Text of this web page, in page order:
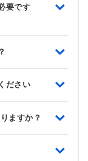
要です
ださい
ますか？